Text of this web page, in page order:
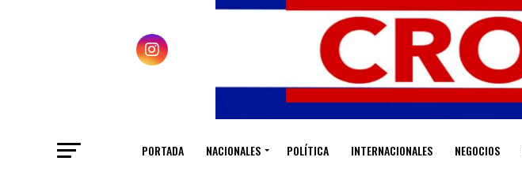
PORTADA NACIONALES POLÍTICA INTERNACIONALES NEGOCIOS